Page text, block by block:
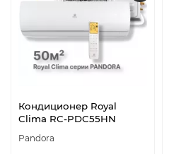
Кондиционер Royal
Clima RC-PDC55HN
Pandora